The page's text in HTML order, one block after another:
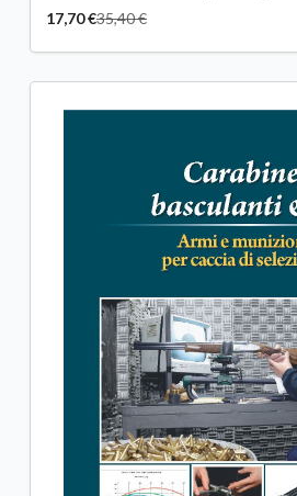
17,70 €35,40 €